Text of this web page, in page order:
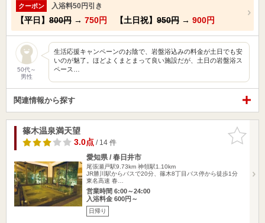
クーポン 入浴料50円引き
【平日】 800円 → 750円 【土日祝】 950円 → 900円
50代～
男性
生活応援キャンペーンのお陰で、岩盤浴込みの料金が土日でも安
いのが魅了。ほどよくまとまって良い施設だが、土日の岩盤浴ス
ペース…
関連情報から探す
お気に入
りに追加
篠木温泉満天望
3.0点/ 14 件
愛知県 / 春日井市
尾張瀬戸駅9.73km 神領駅1.10km
JR勝川駅からバスで20分、篠木8丁目バス停から徒歩1分
東名高速 春…
営業時間 6:00～24:00
入浴料金 600円～
日帰り